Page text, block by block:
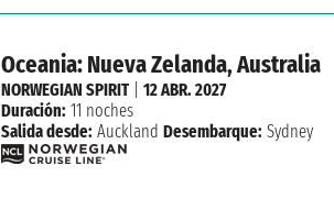
Oceania: Nueva Zelanda, Australia
NORWEGIAN SPIRIT| 12 ABR. 2027
Duración: 11 noches
Salida desde: Auckland Desembarque: Sydney